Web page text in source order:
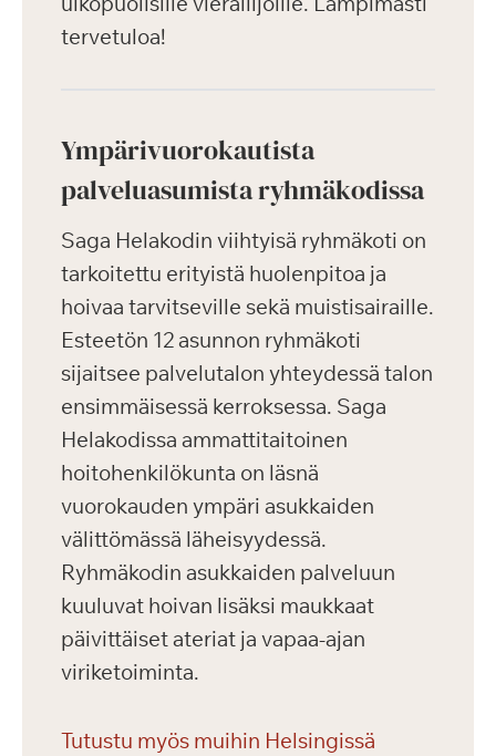
tervetuloa!
Ympärivuorokautista
palveluasumista ryhmäkodissa
Saga Helakodin viihtyisä ryhmäkoti on
tarkoitettu erityistä huolenpitoa ja
hoivaa tarvitseville sekä muistisairaille.
Esteetön 12 asunnon ryhmäkoti
sijaitsee palvelutalon yhteydessä talon
ensimmäisessä kerroksessa. Saga
Helakodissa ammattitaitoinen
hoitohenkilökunta on läsnä
vuorokauden ympäri asukkaiden
välittömässä läheisyydessä.
Ryhmäkodin asukkaiden palveluun
kuuluvat hoivan lisäksi maukkaat
päivittäiset ateriat ja vapaa-ajan
viriketoiminta.
Tutustu myös muihin Helsingissä